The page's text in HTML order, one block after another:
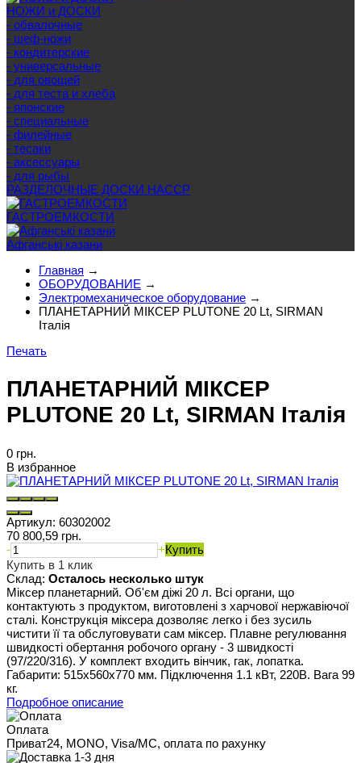
НОЖИ и ДОСКИ
- обвалочные
- шеф-ножи
- кондитерские
- универсальные
- для овощей
- для теста и хлеба
- японские
- специальные
- филейные
- тесаки
- аксессуары
- для рыбы
РАЗДЕЛОЧНЫЕ ДОСКИ HACCP
ГАСТРОЕМКОСТИ
Афганські казани
Главная →
ОБОРУДОВАНИЕ →
Электромеханическое оборудование →
ПЛАНЕТАРНИЙ МІКСЕР PLUTONE 20 Lt, SIRMAN
Італія
Печать
ПЛАНЕТАРНИЙ МІКСЕР
PLUTONE 20 Lt, SIRMAN Італія
0 грн.
В избранное
Артикул: 60302002
70 800,59 грн.
-
+Купить
Купить в 1 клик
Склад: Осталось несколько штук
Міксер планетарний. Об'єм діжі 20 л. Всі органи, що
контактують з продуктом, виготовлені з харчової нержавіючої
сталі. Конструкція міксера дозволяє легко і без зусиль
чистити її та обслуговувати сам міксер. Плавне регулювання
швидкості обертання робочого органу - 3 швидкості
(97/220/316). У комплект входить вінчик, гак, лопатка.
Габарити: 515х560х770 мм. Підключення 1.1 кВт, 220В. Вага 99
кг.
Подробное описание
Оплата
Приват24, MONO, Visa/MC, оплата по рахунку